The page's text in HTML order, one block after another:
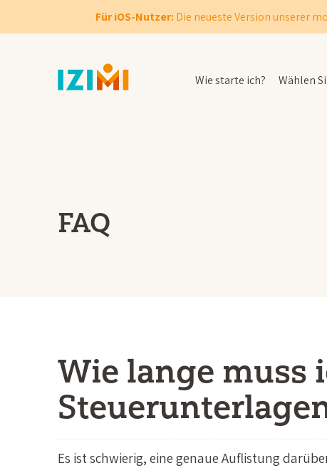
Für iOS-Nutzer:Die neueste Version unserer
Wie starte ich? Wählen
FAQ
Wie lange muss
Es ist schwierig, eine genaue Auflistung